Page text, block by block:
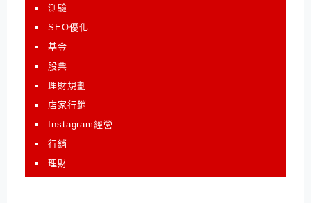
測驗
SEO優化
基金
股票
理財規劃
店家行銷
Instagram經營
行銷
理財